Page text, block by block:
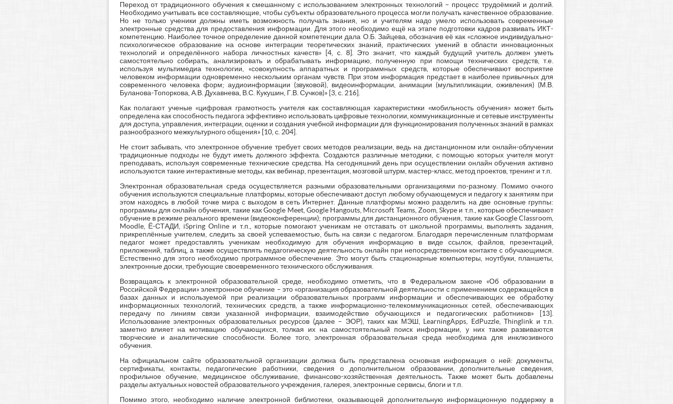
Переход от традиционного обучения к смешанному с использованием электронных технологий – процесс трудоёмкий и долгий.
Необходимо учитывать все составляющие, чтобы субъекты образовательного процесса могли получать качественное образование.
Но не только ученики должны иметь возможность получать знания, но и учителям надо умело использовать современные
электронные средства для предоставления информации. Для этого необходимо ещё на этапе подготовки кадров развивать ИКТ-
компетенцию. Наиболее точное определение данной компетенции дала О.Б. Зайцева, обозначив её как «сложное индивидуально-
психологическое образование на основе интеграции теоретических знаний, практических умений в области инновационных
технологий и определённого набора личностных качеств» [4, с. 8]. Это значит, что каждый будущий учитель должен уметь
самостоятельно собирать, анализировать и обрабатывать информацию, полученную при помощи технических средств, т.е.
используя мультимедиа технологии, «совокупность аппаратных и программных средств, которые обеспечивают восприятие
человеком информации одновременно нескольким органам чувств. При этом информация предстает в наиболее привычных для
современного человека форм; аудиоинформации (звуковой), видеоинформации, анимации (мультипликации, оживления) (М.В.
Буланова-Топоркова, А.В. Духавнева, В.С. Кукушин, Г.В. Сучков)» [3, с. 216].
Как полагают ученые «цифровая грамотность учителя как составляющая характеристики «мобильность обучения» может быть
определена как способность педагога эффективно использовать цифровые технологии, коммуникационные и сетевые инструменты
для доступа, управления, интеграции, оценки и создания учебной информации для функционирования полученных знаний в рамках
разнообразного межкультурного общения» [10, с. 204].
Не стоит забывать, что электронное обучение требует своих методов реализации, ведь на дистанционном или онлайн-облучении
традиционные подходы не будут иметь должного эффекта. Создаются различные методики, с помощью которых учителя могут
преподавать, используя современные технические средства. На сегодняшний день при осуществлении онлайн обучения активно
используются такие интерактивные методы, как вебинар, презентация, мозговой штурм, мастер-класс, метод проектов, тренинг и т.п.
Электронная образовательная среда осуществляется разными образовательными организациями по-разному. Помимо очного
обучения используются специальные платформы, которые обеспечивают доступ любому обучающемуся и педагогу к занятиям при
этом находясь в любой точке мира с выходом в сеть Интернет. Данные платформы можно разделить на две основные группы:
программы для онлайн обучения, такие как Google Meet, Google Hangouts, Microsoft Teams, Zoom, Skype и т.п., которые обеспечивают
обучение в режиме реального времени (видеоконференции); программы для дистанционного обучения, такие как Google Classroom,
Moodle, Ё-СТАДИ, iSpring Online и т.п., которые помогают ученикам не отставать от школьной программы, выполнять задания,
прикреплённые учителем, следить за своей успеваемостью, быть на связи с педагогом. Благодаря перечисленным платформам
педагог может предоставлять ученикам необходимую для обучения информацию в виде ссылок, файлов, презентаций,
приложений, таблиц, а также осуществлять педагогическую деятельность онлайн при непосредственном контакте с обучающимся.
Естественно для этого необходимо программное обеспечение. Это могут быть стационарные компьютеры, ноутбуки, планшеты,
электронные доски, требующие своевременного технического обслуживания.
Возвращаясь к электронной образовательной среде, необходимо отметить, что в Федеральном законе «Об образовании в
Российской Федерации» электронное обучение – это «организация образовательной деятельности с применением содержащейся в
базах данных и используемой при реализации образовательных программ информации и обеспечивающих ее обработку
информационных технологий, технических средств, а также информационно-телекоммуникационных сетей, обеспечивающих
передачу по линиям связи указанной информации, взаимодействие обучающихся и педагогических работников» [13].
Использование электронных образовательных ресурсов (далее – ЭОР), таких как МЭШ, LearningApps, EdPuzzle, Thinglink и т.п.
заметно влияет на мотивацию обучающихся, толкая их на самостоятельный поиск информации, у них также развиваются
творческие и аналитические способности. Более того, электронная образовательная среда необходима для инклюзивного
обучения.
На официальном сайте образовательной организации должна быть представлена основная информация о ней: документы,
сертификаты, контакты, педагогические работники, сведения о дополнительном образовании, дополнительные сведения,
профильное обучение, медицинское обслуживание, финансово-хозяйственная деятельность. Также может быть добавлены
разделы актуальных новостей образовательного учреждения, галерея, электронные сервисы, блоги и т.п.
Помимо этого, необходимо наличие электронной библиотеки, оказывающей дополнительную информационную поддержку в